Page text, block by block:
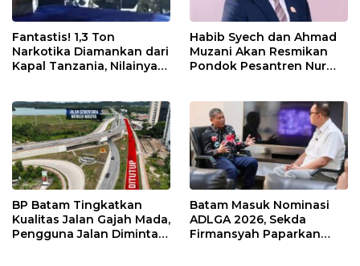
Fantastis! 1,3 Ton
Narkotika Diamankan dari
Kapal Tanzania, Nilainya
Habib Syech dan Ahmad
Muzani Akan Resmikan
Pondok Pesantren Nur
BP Batam Tingkatkan
Kualitas Jalan Gajah Mada,
Pengguna Jalan Diminta
Batam Masuk Nominasi
ADLGA 2026, Sekda
Firmansyah Paparkan